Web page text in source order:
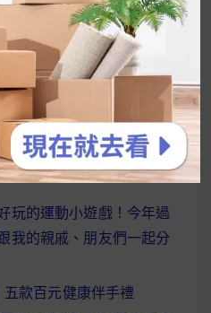
？
揭秘明星、網紅熱
玩的運動小遊戲！今年過
我的親戚、朋友們一起分
款百元健康伴手禮